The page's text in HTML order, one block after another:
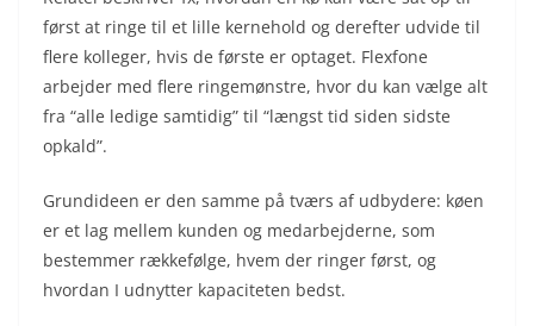
først at ringe til et lille kernehold og derefter udvide til
flere kolleger, hvis de første er optaget. Flexfone
arbejder med flere ringemønstre, hvor du kan vælge alt
fra “alle ledige samtidig” til “længst tid siden sidste
opkald”.
Grundideen er den samme på tværs af udbydere: køen
er et lag mellem kunden og medarbejderne, som
bestemmer rækkefølge, hvem der ringer først, og
hvordan I udnytter kapaciteten bedst.